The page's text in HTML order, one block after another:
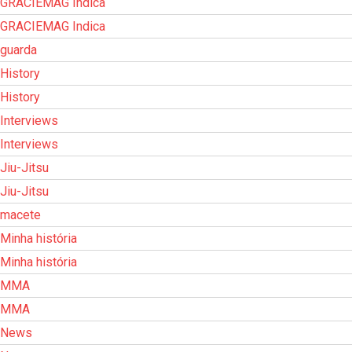
GRACIEMAG Indica
GRACIEMAG Indica
guarda
History
History
Interviews
Interviews
Jiu-Jitsu
Jiu-Jitsu
macete
Minha história
Minha história
MMA
MMA
News